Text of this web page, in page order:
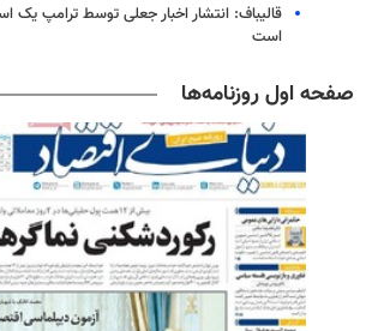
قالیباف: انتشار اخبار جعلی توسط ترامپ یک
است
صفحه اول روزنامه‌ها